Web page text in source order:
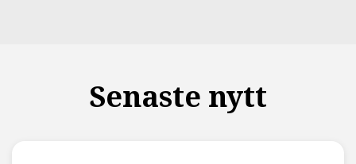
Senaste nytt